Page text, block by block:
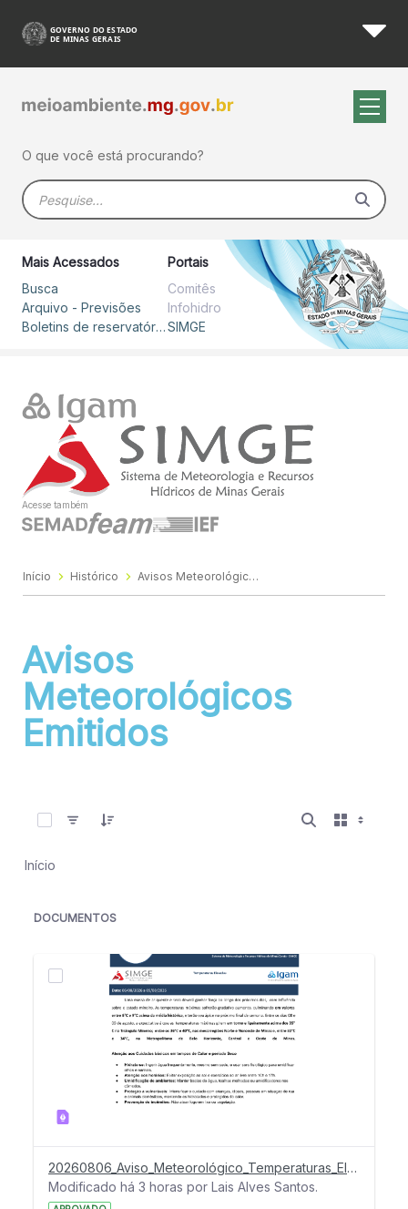
Pular para o Conteúdo principal
Avisos Meteorológicos
O que você está procurando?
Barra de busca
Mais Acessados
Busca
Arquivo - Previsões
Boletins de reservatórios
Portais
Comitês
Infohidro
SIMGE
Acesse também
Início Histórico Avisos Meteorológicos Emitidos
Avisos
Meteorológicos
Emitidos
Início
DOCUMENTOS
20260806_Aviso_Meteorológico_Temperaturas_Elevadas
Modificado há 3 horas por Lais Alves Santos.